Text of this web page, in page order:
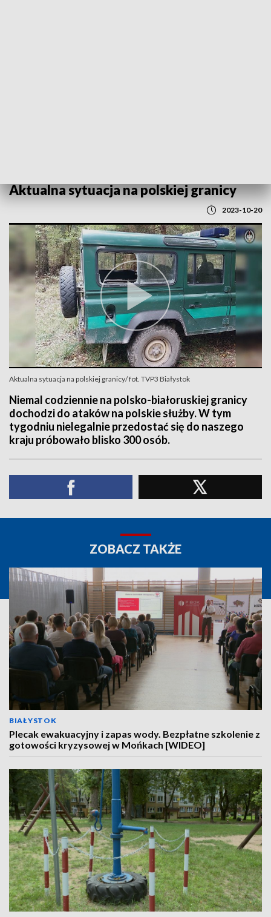
Aktualna sytuacja na polskiej granicy
2023-10-20
Aktualna sytuacja na polskiej granicy/ fot. TVP3 Białystok
Niemal codziennie na polsko-białoruskiej granicy
dochodzi do ataków na polskie służby. W tym
tygodniu nielegalnie przedostać się do naszego
kraju próbowało blisko 300 osób.
ZOBACZ TAKŻE
BIAŁYSTOK
Plecak ewakuacyjny i zapas wody. Bezpłatne szkolenie z
gotowości kryzysowej w Mońkach [WIDEO]